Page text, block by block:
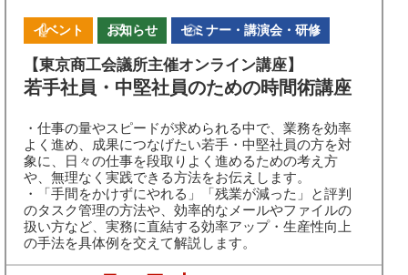
イベント お知らせ セミナー・講演会・研修
【東京商工会議所主催オンライン講座】
若手社員・中堅社員のための時間術講座
・仕事の量やスピードが求められる中で、業務を効率
よく進め、成果につなげたい若手・中堅社員の方を対
象に、日々の仕事を段取りよく進めるための考え方
や、無理なく実践できる方法をお伝えします。
・「手間をかけずにやれる」「残業が減った」と評判
のタスク管理の方法や、効率的なメールやファイルの
扱い方など、実務に直結する効率アップ・生産性向上
の手法を具体例を交えて解説します。